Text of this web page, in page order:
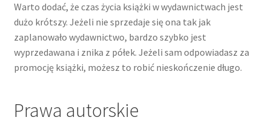
Warto dodać, że czas życia książki w wydawnictwach jest
dużo krótszy. Jeżeli nie sprzedaje się ona tak jak
zaplanowało wydawnictwo, bardzo szybko jest
wyprzedawana i znika z półek. Jeżeli sam odpowiadasz za
promocję książki, możesz to robić nieskończenie długo.
Prawa autorskie